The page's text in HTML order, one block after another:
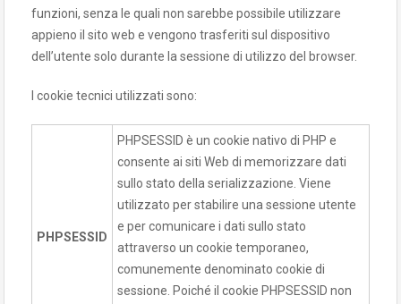
funzioni, senza le quali non sarebbe possibile utilizzare
appieno il sito web e vengono trasferiti sul dispositivo
dell’utente solo durante la sessione di utilizzo del browser.
I cookie tecnici utilizzati sono:
PHPSESSID
PHPSESSID è un cookie nativo di PHP e
consente ai siti Web di memorizzare dati
sullo stato della serializzazione. Viene
utilizzato per stabilire una sessione utente
e per comunicare i dati sullo stato
attraverso un cookie temporaneo,
comunemente denominato cookie di
sessione. Poiché il cookie PHPSESSID non